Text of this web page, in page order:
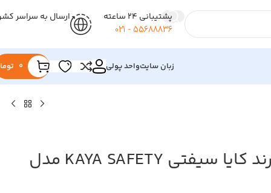
پشتیبانی 24 ساعته
55688836 - 021
ارسال به سراسر
زبان سایتواحد پولی 0
صفحه تقسیم برند کایا سیفتی KAYA SAFETY مدل